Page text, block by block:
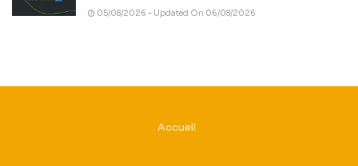
05/08/2026 - Updated On 06/08/2026
Accueil